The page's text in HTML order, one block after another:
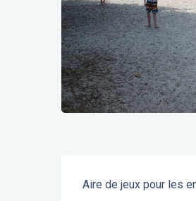
Description
Aire de jeux pour les